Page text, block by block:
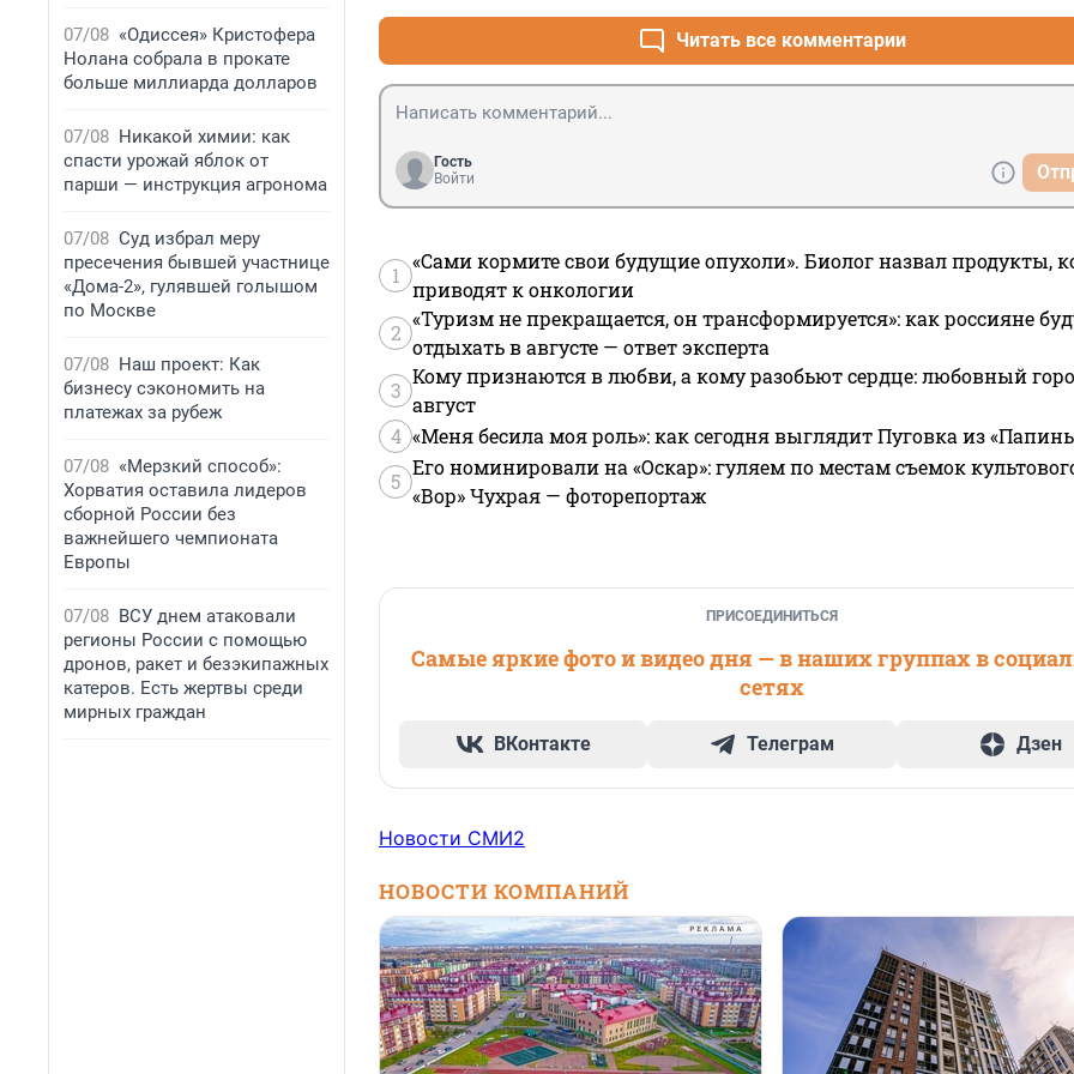
07/08 «Одиссея» Кристофера
Нолана собрала в прокате
больше миллиарда долларов
07/08 Никакой химии: как
спасти урожай яблок от
парши — инструкция агронома
07/08 Суд избрал меру
пресечения бывшей участнице
«Дома-2», гулявшей голышом
по Москве
07/08 Наш проект: Как
бизнесу сэкономить на
платежах за рубеж
07/08 «Мерзкий способ»:
Хорватия оставила лидеров
сборной России без
важнейшего чемпионата
Европы
07/08 ВСУ днем атаковали
регионы России с помощью
дронов, ракет и безэкипажных
катеров. Есть жертвы среди
мирных граждан
прениях, выступил, что вина доказана показаниями потерпевших, свидетели со
стороны защиты ученики, ппреподователи иректор школы, подтверждающих
учителя, что он не мог в это время находиться в месте совершения якобы
совершенного преступления, прокуратура считает, что они могут выступать как
свидетели по личности, а не по алиби. Потерпевшие привязывали Н/с,
пояснил что преступления в отношении его не было, следствие вменило,
решила в части прекратить. Есть свидетели не виновности, есть распечатки
Нахождения всех, подтверждающие не винововность. Пойдем д
Читать все комментарии
Гость
Войти
1
«Сами кормите свои будущие опухоли». Биолог назвал продукты,
приводят к онкологии
2
«Туризм не прекращается, он трансформируется»: как россияне
отдыхать в августе — ответ эксперта
3
Кому признаются в любви, а кому разобьют сердце: любовный
август
4 «Меня бесила моя роль»: как сегодня выглядит Пуговка из
5
Его номинировали на «Оскар»: гуляем по местам съемок
«Вор» Чухрая — фоторепортаж
ПРИСОЕДИНИТЬСЯ
Самые яркие фото и видео дня — в наших группах в
сетях
ВКонтакте Телеграм Дзен
Новости СМИ2
НОВОСТИ КОМПАНИЙ